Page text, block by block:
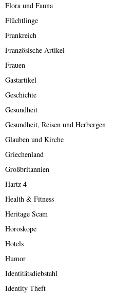
Flora und Fauna
Flüchtlinge
Frankreich
Französische Artikel
Frauen
Gastartikel
Geschichte
Gesundheit
Gesundheit, Reisen und Herbergen
Glauben und Kirche
Griechenland
Großbritannien
Hartz 4
Health & Fitness
Heritage Scam
Horoskope
Hotels
Humor
Identitätsdiebstahl
Identity Theft